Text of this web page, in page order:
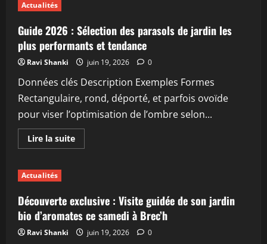
ces
deux
robots
tondeuses
à
prix
cassés
qui
séduisent
les
jardiniers
Actualités
Guide 2026 : Sélection des parasols de jardin les
plus performants et tendance
Ravi Shanki juin 19, 2026 0
Données clés Description Exemples Formes
Rectangulaire, rond, déporté, et parfois ovoïde
pour viser l’optimisation de l’ombre selon...
Lire la suiteEn
savoir
Sélection
des
parasols
de
jardin
les
Actualités
Découverte exclusive : Visite guidée de son jardin
bio d’aromates ce samedi à Brec’h
Ravi Shanki juin 19, 2026 0